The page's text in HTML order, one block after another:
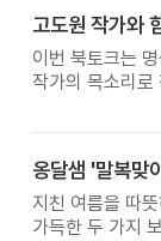
고도원 작가와
이번 북토크는 명
작가의 목소리
옹달샘 '말복맞
지친 여름을 따
가득한 두 가지